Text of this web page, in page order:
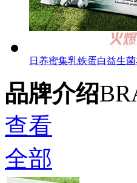
日养蜜集乳铁蛋白益生
品牌介绍
查看
全部